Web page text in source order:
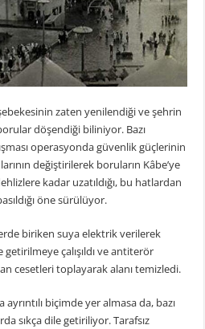
zaten yenilendiği ve şehrin
döşendiği biliniyor. Bazı
operasyonda güvenlik güçlerinin
değiştirilerek boruların Kâbe’ye
kadar uzatıldığı, bu hatlardan
öne sürülüyor.
biriken suya elektrik verilerek
çalışıldı ve antiterör
cesetleri toplayarak alanı temizledi.
biçimde yer almasa da, bazı
sıkça dile getiriliyor. Tarafsız